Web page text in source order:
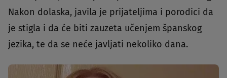
Nakon dolaska, javila je prijateljima i porodici da
je stigla i da će biti zauzeta učenjem španskog
jezika, te da se neće javljati nekoliko dana.